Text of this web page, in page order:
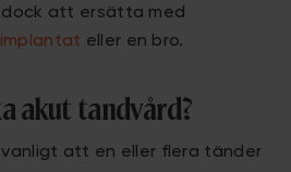
att ersätta med
eller en bro.
akut tandvård?
att en eller flera tänder